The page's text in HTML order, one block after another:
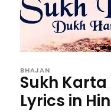
BHAJAN
Sukh
Lyrics in